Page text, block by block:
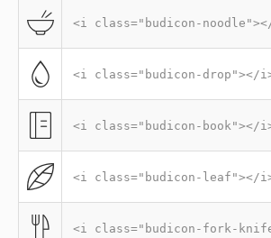
<i class="budicon-
<i class="budicon-drop"></
<i class="budicon-book"></
<i class="budicon-leaf"></
<i class="budicon-fork-